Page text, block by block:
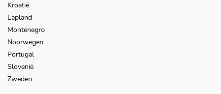
Kroatië
Lapland
Montenegro
Noorwegen
Portugal
Slovenië
Zweden